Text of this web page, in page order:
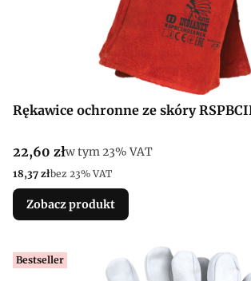
Rękawice ochronne ze skóry
Cena brutto
22,60 złw tym %s VAT
w tym23% VAT
Cena netto
18,37 złbez 23% VAT
Zobacz produkt
Bestseller